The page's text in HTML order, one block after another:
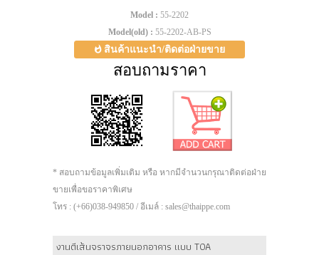
Model : 55-2202
Model(old) : 55-2202-AB-PS
สินค้าแนะนำ/ติดต่อฝ่ายขาย
สอบถามราคา
* สอบถามข้อมูลเพิ่มเติม หรือ หากมีจำนวนกรุณาติดต่อฝ่าย
ขายเพื่อขอราคาพิเศษ
โทร : (+66)038-949850 / อีเมล์ : sales@thaippe.com
งานตีเส้นจราจรภายนอกอาคาร แบบ TOA